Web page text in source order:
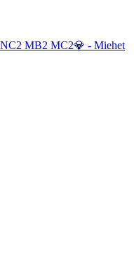
MB2 MC2💎 - Miehet